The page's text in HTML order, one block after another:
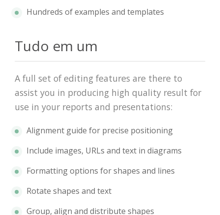
Hundreds of examples and templates
Tudo em um
A full set of editing features are there to
assist you in producing high quality result for
use in your reports and presentations:
Alignment guide for precise positioning
Include images, URLs and text in diagrams
Formatting options for shapes and lines
Rotate shapes and text
Group, align and distribute shapes